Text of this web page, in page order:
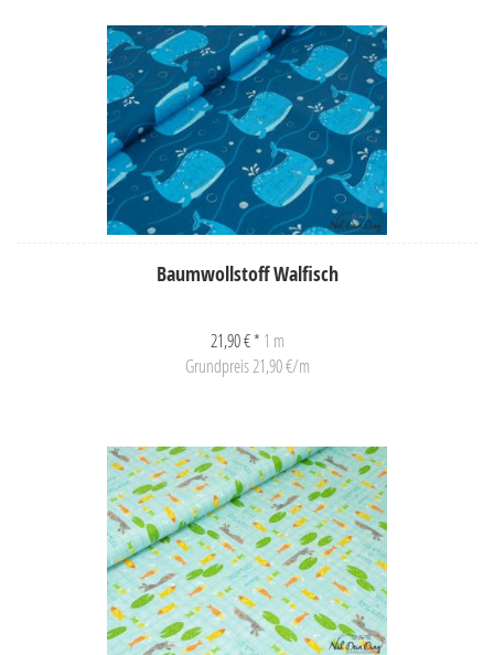
Baumwollstoff Walfisch
21,90 € * 1 m
Grundpreis 21,90 €/m